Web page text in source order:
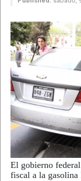
El gobierno
fiscal a la gasolina